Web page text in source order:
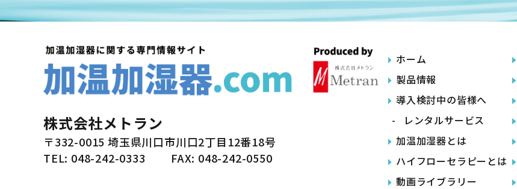
株式会社メトラン
〒332-0015 埼玉県川口市川口2丁目12番18号
TEL: 048-242-0333
FAX: 048-242-0550
ホーム
製品情報
導入検討中の皆様へ
レンタルサービス
加温加湿器とは
ハイフローセラピーとは
動画ライブラリー